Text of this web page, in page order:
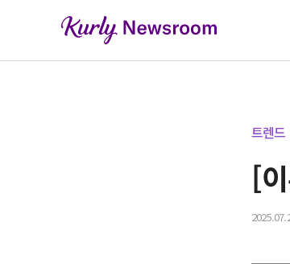
트렌드
[